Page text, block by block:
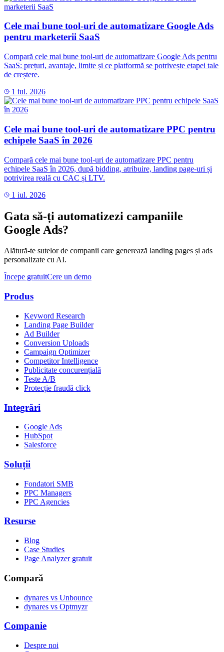
Cele mai bune tool-uri de automatizare Google Ads
pentru marketerii SaaS
Compară cele mai bune tool-uri de automatizare Google Ads pentru
SaaS: prețuri, avantaje, limite și ce platformă se potrivește etapei tale
de creștere.
1 iul. 2026
Cele mai bune tool-uri de automatizare PPC pentru
echipele SaaS în 2026
Compară cele mai bune tool-uri de automatizare PPC pentru
echipele SaaS în 2026, după bidding, atribuire, landing page-uri și
potrivirea reală cu CAC și LTV.
1 iul. 2026
Gata să-ți automatizezi campaniile
Google Ads?
Alătură-te sutelor de companii care generează landing pages și ads
personalizate cu AI.
Începe gratuitCere un demo
Produs
Keyword Research
Landing Page Builder
Ad Builder
Conversion Uploads
Campaign Optimizer
Competitor Intelligence
Publicitate concurențială
Teste A/B
Protecție fraudă click
Integrări
Google Ads
HubSpot
Salesforce
Soluții
Fondatori SMB
PPC Managers
PPC Agencies
Resurse
Blog
Case Studies
Page Analyzer gratuit
Compară
dynares vs Unbounce
dynares vs Optmyzr
Companie
Despre noi